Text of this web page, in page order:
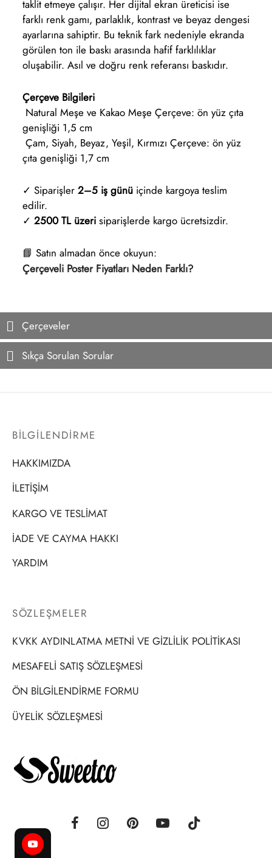
taklit etmeye çalışır. Her dijital ekran üreticisi ise
farklı renk gamı, parlaklık, kontrast ve beyaz dengesi
ayarlarına sahiptir. Bu teknik fark nedeniyle ekranda
görülen ton ile baskı arasında hafif farklılıklar
oluşabilir. Asıl ve doğru renk referansı baskıdır.
Çerçeve Bilgileri
Natural Meşe ve Kakao Meşe Çerçeve: ön yüz çıta
genişliği 1,5 cm
Çam, Siyah, Beyaz, Yeşil, Kırmızı Çerçeve: ön yüz
çıta genişliği 1,7 cm
✓ Siparişler 2–5 iş günü içinde kargoya teslim
edilir.
✓ 2500 TL üzeri siparişlerde kargo ücretsizdir.
📘 Satın almadan önce okuyun:
Çerçeveli Poster Fiyatları Neden Farklı?
Çerçeveler
Sıkça Sorulan Sorular
BİLGİLENDİRME
HAKKIMIZDA
İLETİŞİM
KARGO VE TESLİMAT
İADE VE CAYMA HAKKI
YARDIM
SÖZLEŞMELER
KVKK AYDINLATMA METNİ VE GİZLİLİK POLİTİKASI
MESAFELİ SATIŞ SÖZLEŞMESİ
ÖN BİLGİLENDİRME FORMU
ÜYELİK SÖZLEŞMESİ